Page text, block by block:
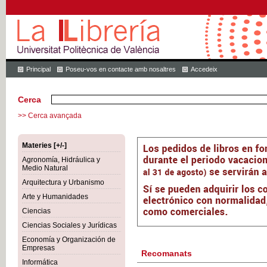
Principal Poseu-vos en contacte amb nosaltres Accedeix
Cerca
>> Cerca avançada
Materies [+/-]
Agronomía, Hidráulica y
Medio Natural
Arquitectura y Urbanismo
Arte y Humanidades
Ciencias
Ciencias Sociales y Jurídicas
Economía y Organización de
Empresas
Informática
Recomanats